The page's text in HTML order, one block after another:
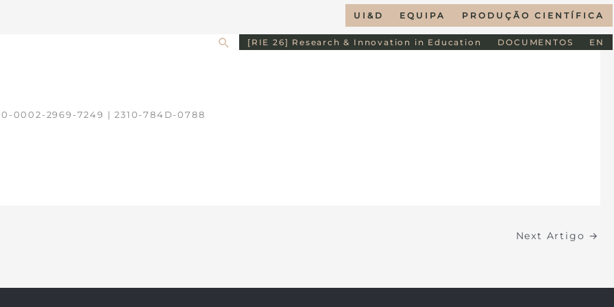
UI&D EQUIPA PRODUÇÃO CIENTÍFICA
Search[RIE 26] Research & Innovation in Education DOCUMENTOS EN
0002-2969-7249 |2310-784D-0788
Next Artigo →